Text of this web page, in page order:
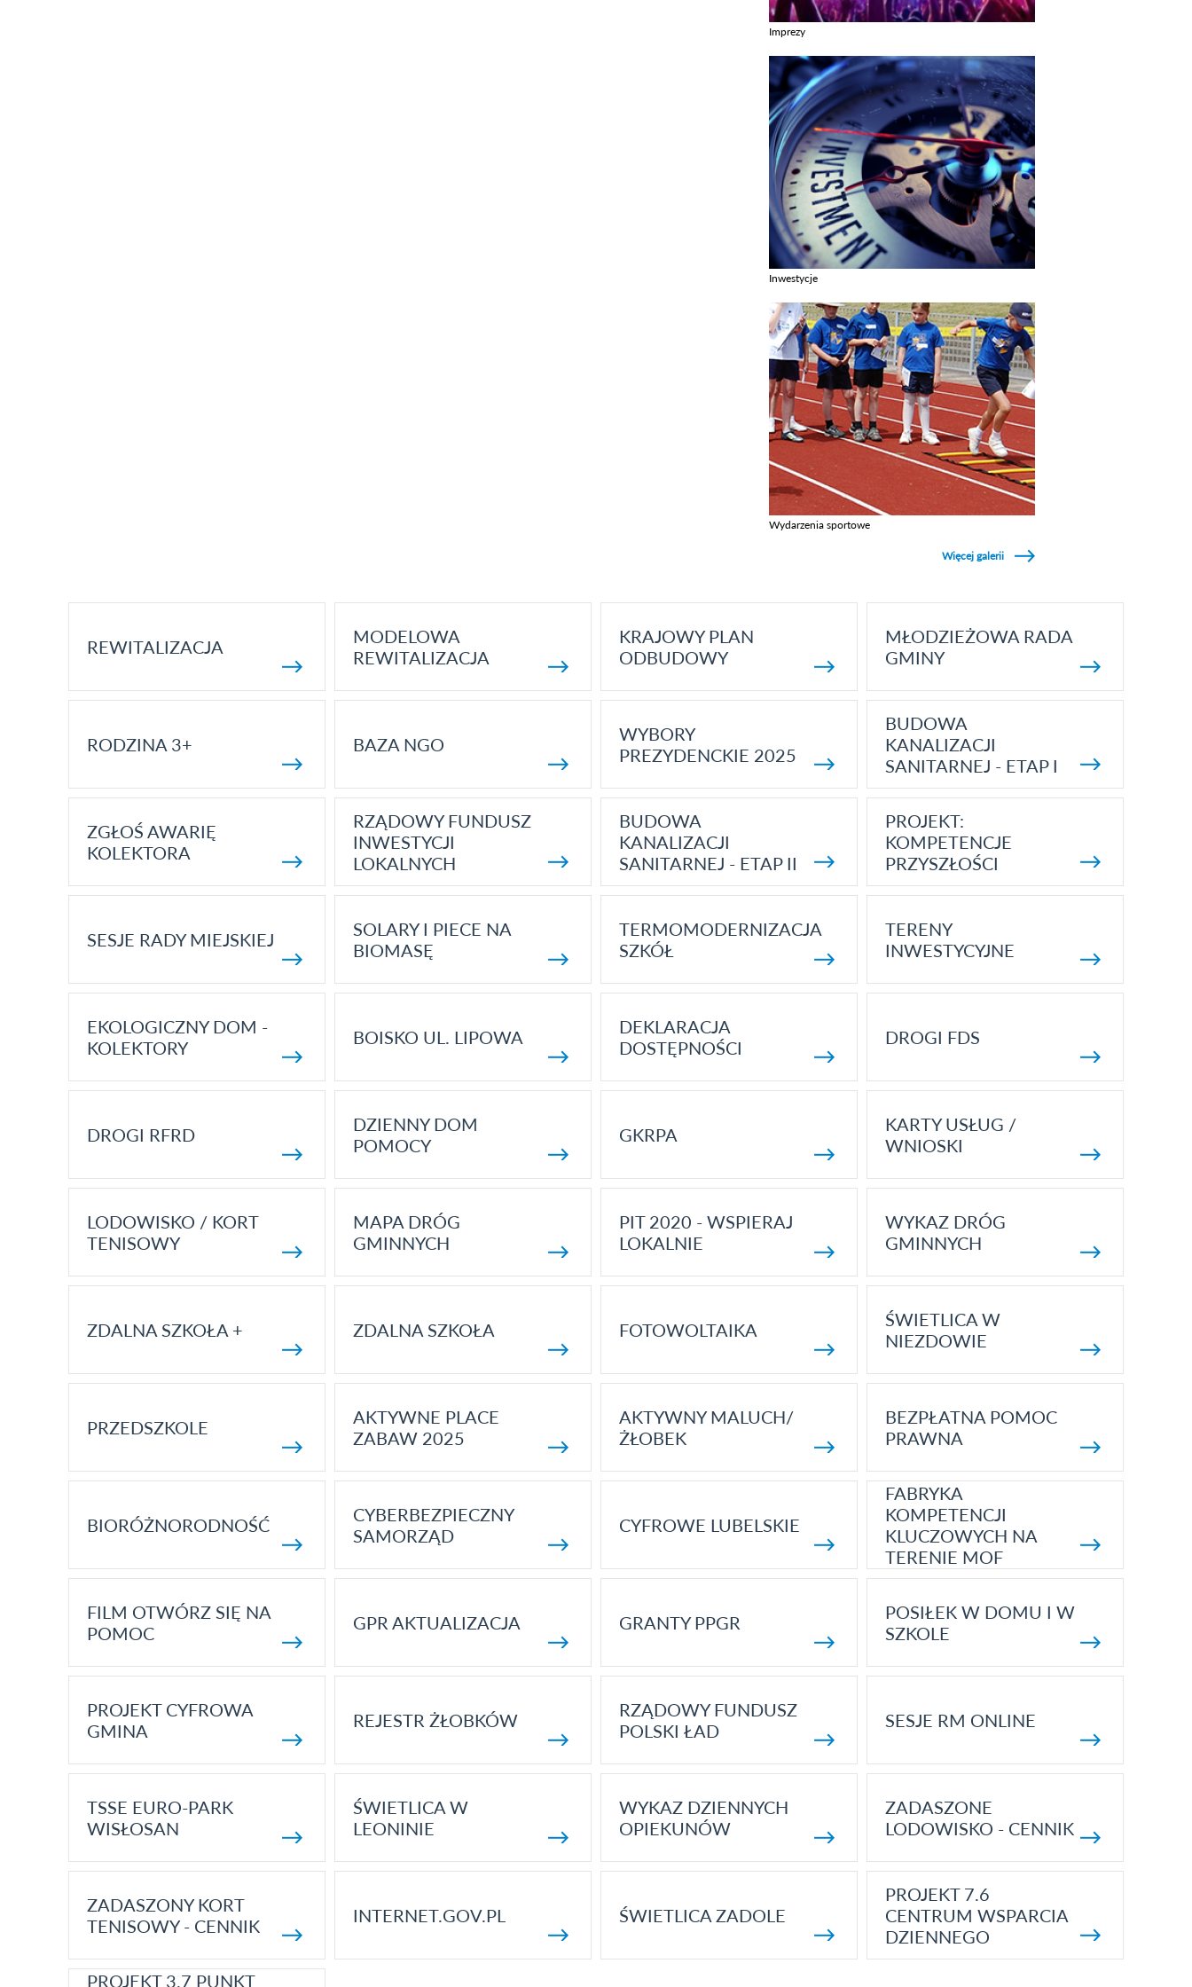
Imprezy
Inwestycje
Wydarzenia sportowe
Więcej galerii
REWITALIZACJA
MODELOWA
REWITALIZACJA
KRAJOWY PLAN
ODBUDOWY
MŁODZIEŻOWA RADA
GMINY
RODZINA 3+ BAZA NGO
WYBORY
PREZYDENCKIE 2025
BUDOWA
KANALIZACJI
SANITARNEJ - ETAP I
ZGŁOŚ AWARIĘ
KOLEKTORA
RZĄDOWY FUNDUSZ
INWESTYCJI
LOKALNYCH
BUDOWA
KANALIZACJI
SANITARNEJ - ETAP II
PROJEKT:
KOMPETENCJE
PRZYSZŁOŚCI
SESJE RADY MIEJSKIEJ
SOLARY I PIECE NA
BIOMASĘ
TERMOMODERNIZACJA
SZKÓŁ
TERENY
INWESTYCYJNE
EKOLOGICZNY DOM -
KOLEKTORY
BOISKO UL. LIPOWA
DEKLARACJA
DOSTĘPNOŚCI
DROGI FDS
DROGI RFRD
DZIENNY DOM
POMOCY
GKRPA
KARTY USŁUG /
WNIOSKI
LODOWISKO / KORT
TENISOWY
MAPA DRÓG
GMINNYCH
PIT 2020 - WSPIERAJ
LOKALNIE
WYKAZ DRÓG
GMINNYCH
ZDALNA SZKOŁA + ZDALNA SZKOŁA FOTOWOLTAIKA
ŚWIETLICA W
NIEZDOWIE
PRZEDSZKOLE
AKTYWNE PLACE
ZABAW 2025
AKTYWNY MALUCH/
ŻŁOBEK
BEZPŁATNA POMOC
PRAWNA
BIORÓŻNORODNOŚĆ
CYBERBEZPIECZNY
SAMORZĄD
CYFROWE LUBELSKIE
FABRYKA
KOMPETENCJI
KLUCZOWYCH NA
TERENIE MOF
FILM OTWÓRZ SIĘ NA
POMOC
GPR AKTUALIZACJA GRANTY PPGR
POSIŁEK W DOMU I W
SZKOLE
PROJEKT CYFROWA
GMINA
REJESTR ŻŁOBKÓW
RZĄDOWY FUNDUSZ
POLSKI ŁAD
SESJE RM ONLINE
TSSE EURO-PARK
WISŁOSAN
ŚWIETLICA W
LEONINIE
WYKAZ DZIENNYCH
OPIEKUNÓW
ZADASZONE
LODOWISKO - CENNIK
ZADASZONY KORT
TENISOWY - CENNIK
INTERNET.GOV.PL ŚWIETLICA ZADOLE
PROJEKT 7.6
CENTRUM WSPARCIA
DZIENNEGO
PROJEKT 3.7 PUNKT